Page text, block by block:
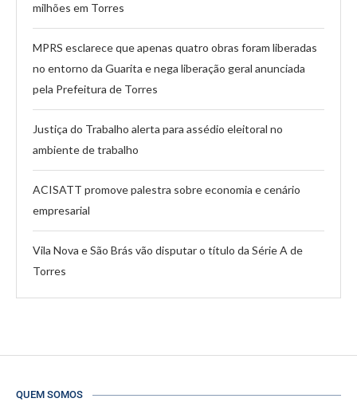
milhões em Torres
MPRS esclarece que apenas quatro obras foram liberadas
no entorno da Guarita e nega liberação geral anunciada
pela Prefeitura de Torres
Justiça do Trabalho alerta para assédio eleitoral no
ambiente de trabalho
ACISATT promove palestra sobre economia e cenário
empresarial
Vila Nova e São Brás vão disputar o título da Série A de
Torres
QUEM SOMOS